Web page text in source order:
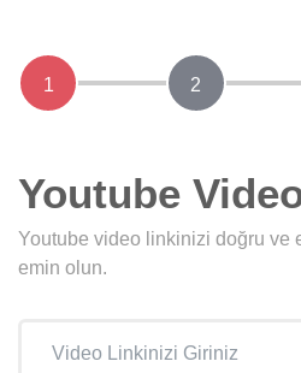
1 2
Youtube
Youtube video linkinizi doğru ve
emin olun.